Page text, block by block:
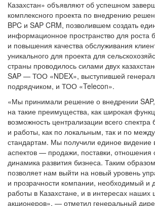
Казахстан» объявляют об успешном
комплексного проекта по внедрению
BPC и SAP CRM, позволившем создать
информационное пространство для роста
и повышения качества обслуживания
уникального для проекта для
страны проводилось силами двух
SAP — ТОО «NDEX», выступившей
подрядчиком, и ТОО «Telecon».
«Мы принимали решение о внедрении
на такие преимущества, как широкая
возможность централизации всего спектра
и работы, как по локальным, так и по
стандартам. Мы получили единое видение
аспектов — продажи, поставки, отношения
динамика развития бизнеса. Таким
позволяет нам выйти на новый уровень
и прозрачности компании, необходимый и
работы в Казахстане, и в интересах наших
акционеров», — отметил генеральный